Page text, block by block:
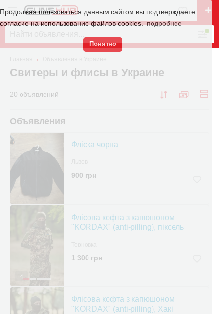
Продолжая пользоваться данным сайтом вы подтверждаете
согласие на использование файлов cookies.
подробнее
Понятно
Свитеры и флисы в Украине
20 объявлений
Объявления
Фліска чорна
900 грн
4
Флісова кофта з капюшоном
"KORDAX" (anti-pilling), піксель
1 300 грн
Флісова кофта з капюшоном
"KORDAX" (anti-pilling), Хакі